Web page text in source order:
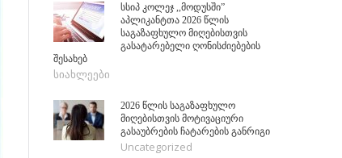
სსიპ კოლეჯ ,,მოდუსში”
აპლიკანტთა 2026 წლის
საგაზაფხულო მიღებისთვის
გასატარებელი ღონისძიებების
შესახებ
სიახლეები
2026 წლის საგაზაფხულო
მიღებისთვის მოტივაციური
გასაუბრების ჩატარების განრიგი
Uncategorized